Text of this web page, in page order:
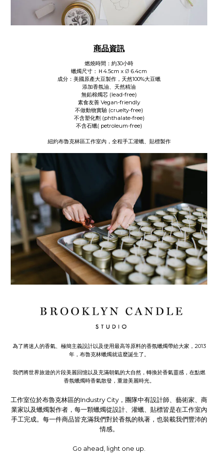
商品資訊
燃燒時間：約30小時
蠟燭尺寸：Ｈ4.5cm x Ø 6.4cm
成分：美國原產大豆製作，天然100%大豆蠟
添加香氛油、天然精油
無鉛棉燭芯 (lead-free)
素食友善 Vegan-friendly
不做動物實驗 (cruelty-free)
不含塑化劑 (phthalate-free)
不含石蠟( petroleum-free)
紐約布魯克林區工作室內，全程手工灌蠟、貼標製作
為了將迷人的香氣、極簡主義設計以及使用最高等原料的香氛蠟燭帶給大家，2013
年，布魯克林蠟燭就這麼誕生了。
我們將世界旅遊的片段美麗回憶以及充滿朝氣的大自然，轉換於香氣靈感，在點燃
香氛蠟燭時香氣散發，重遊美麗時光。
工作室位於布魯克林區的Industry City， 團隊中有設計師、藝術家、商
業家以及蠟燭製作者， 每一顆蠟燭從設計、灌蠟、貼標皆是在工作室內
手工完成。每一件商品皆充滿我們對於香氛的執著，也裝載我們豐沛的
情感。
Go ahead, light one up.